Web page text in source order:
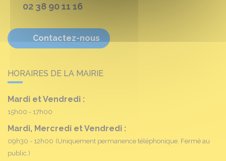
02 38 90 11 16
Contactez-nous
HORAIRES DE LA MAIRIE
Mardi et Vendredi :
15h00 - 17h00
Mardi, Mercredi et Vendredi :
09h30 - 12h00 (Uniquement permanence téléphonique. Fermé au
public.)